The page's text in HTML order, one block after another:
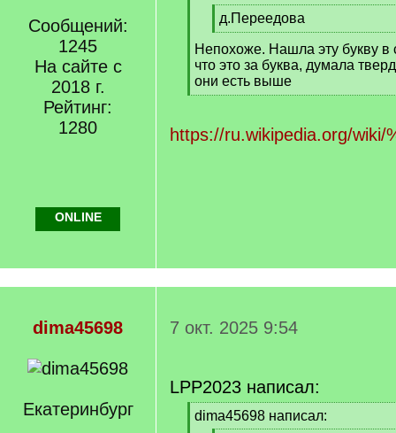
Сообщений:
1245
На сайте с
2018 г.
Рейтинг:
1280
[
q
]
д.Переедова
[
/
q
]
Непохоже. Нашла эту букву в
что это за буква, думала
они есть выше
[
q
]
https://ru.wikipedia.org/wiki/
ONLINE
dima45698
Екатеринбург
7 окт. 2025 9:54
LPP2023 написал:
[dima45698 написал: